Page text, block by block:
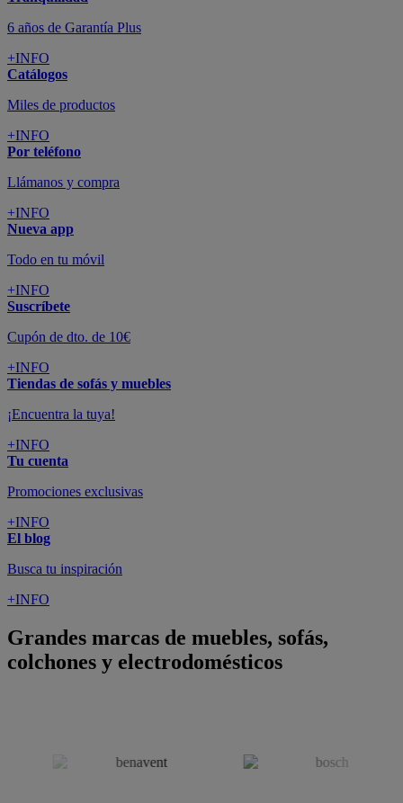
Todo en tu móvil
+INFO
Suscríbete
Cupón de dto. de 10€
+INFO
Tiendas de sofás y muebles
¡Encuentra la tuya!
+INFO
Tu cuenta
Promociones exclusivas
+INFO
El blog
Busca tu inspiración
+INFO
Grandes marcas de muebles, sofás,
colchones y electrodomésticos
SUSCRÍBETE A LA NEWSLETTER
y consigue10€dto para la próxima compra
SUSCRIBIRME
GUÍA DE COMPRA